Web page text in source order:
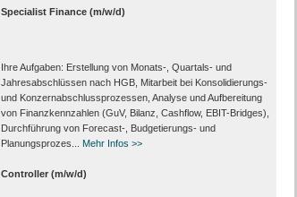
Specialist Finance (m/w/d)
Ihre Aufgaben: Erstellung von Monats‑, Quartals‑ und
Jahresabschlüssen nach HGB, Mitarbeit bei Konsolidierungs‑
und Konzernabschlussprozessen, Analyse und Aufbereitung
von Finanzkennzahlen (GuV, Bilanz, Cashflow, EBIT-Bridges),
Durchführung von Forecast‑, Budgetierungs‑ und
Planungsprozes...
Mehr Infos >>
Controller (m/w/d)